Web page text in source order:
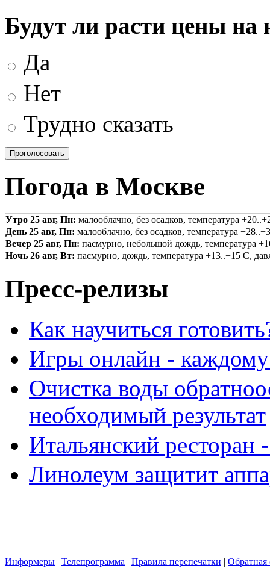
Будут ли расти цены
Да
Нет
Трудно сказать
Погода в Москве
Утро 25 авг, Пн: малооблачно, без осадков, температура
День 25 авг, Пн: малооблачно, без осадков, температура
Вечер 25 авг, Пн: пасмурно, небольшой дождь, температура
Ночь 26 авг, Вт: пасмурно, дождь, температура +13..+15 С,
Пресс-релизы
Как научиться
Игры онлайн - каждому
Очистка воды
необходимый результат
Итальянский
Линолеум защитит
Информеры | Телепрограмма | Правила перепечатки | Обратная